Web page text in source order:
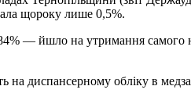
щороку лише 0,5%.
— йшло на утримання самого
диспансерному обліку в